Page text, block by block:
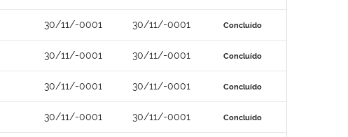
30/11/-0001 30/11/-0001 Concluído
30/11/-0001 30/11/-0001 Concluído
30/11/-0001 30/11/-0001 Concluído
30/11/-0001 30/11/-0001 Concluído